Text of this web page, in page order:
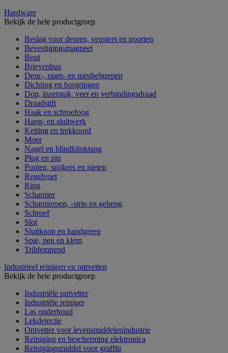
Hardware
Bekijk de hele productgroep
Beslag voor deuren, vensters en poorten
Bevestigingsmagneet
Bout
Brievenbus
Deur-, raam- en meubelgrepen
Dichting en borgringen
Dop, inzetstuk, veer en verbindingsdraad
Draadstift
Haak en schroefoog
Hang- en sluitwerk
Ketting en trekkoord
Moer
Nagel en blindklinktang
Plug en pin
Punten, spijkers en nieten
Regelvoet
Ring
Scharnier
Scharnierpen, -strip en geheng
Schroef
Slot
Sluitknop en handgreep
Spie, pen en klem
Trildempend
Industrieel reinigen en ontvetten
Bekijk de hele productgroep
Industriële ontvetter
Industriële reiniger
Las onderhoud
Lekdetectie
Ontvetter voor levensmiddelenindustrie
Reiniging en bescherming elektronica
Reinigingsmiddel voor graffiti